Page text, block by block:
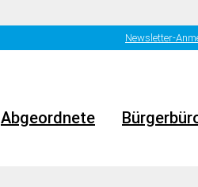
Newsletter-
Abgeordnete